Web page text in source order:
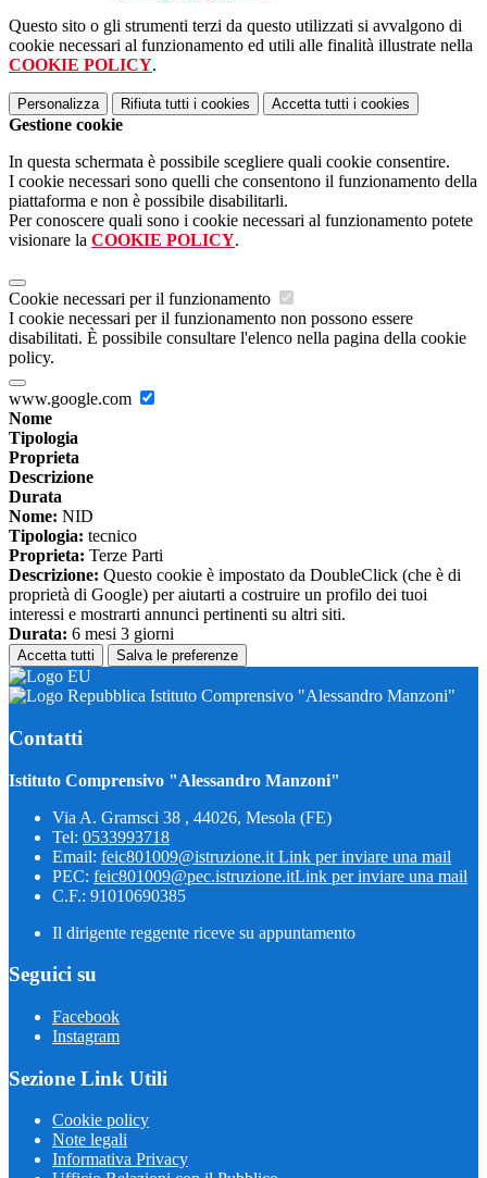
Questo sito o gli strumenti terzi da questo utilizzati si avvalgono di
cookie necessari al funzionamento ed utili alle finalità illustrate nella
COOKIE POLICY.
Personalizza Rifiuta tutti i cookies Accetta tutti i cookies
Gestione cookie
In questa schermata è possibile scegliere quali cookie consentire.
I cookie necessari sono quelli che consentono il funzionamento della
piattaforma e non è possibile disabilitarli.
Per conoscere quali sono i cookie necessari al funzionamento potete
visionare la COOKIE POLICY.
Cookie necessari per il funzionamento
I cookie necessari per il funzionamento non possono essere
disabilitati. È possibile consultare l'elenco nella pagina della cookie
policy.
www.google.com
Nome
Tipologia
Proprieta
Descrizione
Durata
Nome: NID
Tipologia: tecnico
Proprieta: Terze Parti
Descrizione: Questo cookie è impostato da DoubleClick (che è di
proprietà di Google) per aiutarti a costruire un profilo dei tuoi
interessi e mostrarti annunci pertinenti su altri siti.
Durata: 6 mesi 3 giorni
Accetta tutti Salva le preferenze
Istituto Comprensivo "Alessandro Manzoni"
Contatti
Istituto Comprensivo "Alessandro Manzoni"
Via A. Gramsci 38 , 44026, Mesola (FE)
Tel: 0533993718
Email: feic801009@istruzione.it Link per inviare una mail
PEC: feic801009@pec.istruzione.itLink per inviare una mail
C.F.: 91010690385
Il dirigente reggente riceve su appuntamento
Seguici su
Facebook
Instagram
Sezione Link Utili
Cookie policy
Note legali
Informativa Privacy